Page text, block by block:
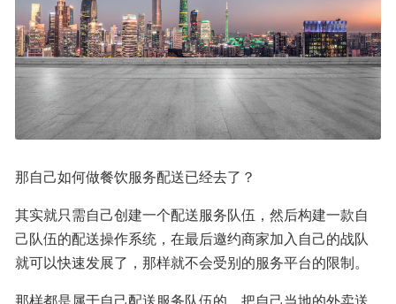
那自己如何做餐饮服务配送已经去了？
其实就只需自己创建一个配送服务队伍，然后构建一款自
己队伍的配送操作系统，在最后邀约商家加入自己的战队
就可以快速发展了，那样就不会受别的服务平台的限制。